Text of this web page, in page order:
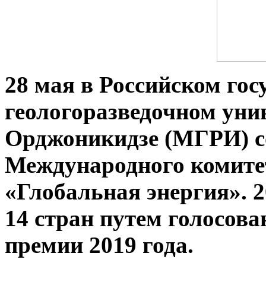
28 мая в Российском
геологоразведочном
Орджоникидзе (МГРИ)
Международного
«Глобальная энергия».
14 стран путем
премии 2019 года.